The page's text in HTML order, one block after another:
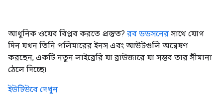
আধুনিক ওয়েব বিপ্লব করতে প্রস্তুত? রব ডডসনের সাথে যোগ
দিন যখন তিনি পলিমারের ইনস এবং আউটগুলি অন্বেষণ
করছেন, একটি নতুন লাইব্রেরি যা ব্রাউজারে যা সম্ভব তার সীমানা
ঠেলে দিচ্ছে৷
ইউটিউবে দেখুন